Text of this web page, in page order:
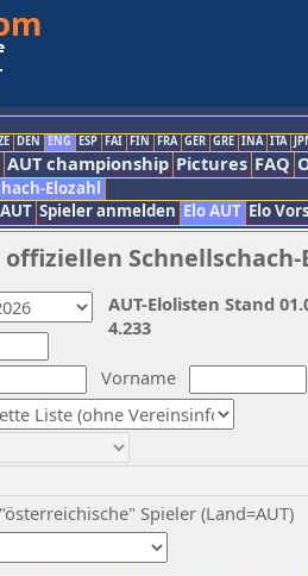
DEN ENG ESP FAI FIN FRA GER GRE INA ITA
AUT championship Pictures FAQ
Elozahl
Spieler anmelden Elo AUT Elo
Schnellschach-
Vorname
Spieler (Land=AUT)
AUT-Elolisten Stand
4.233